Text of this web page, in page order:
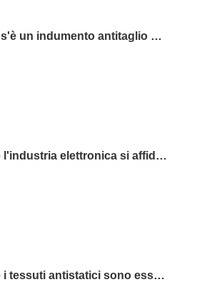
Che cos'è un indumento antitaglio di livello 5?
Perché l'industria elettronica si affida ai tessuti antistatici
Perché i tessuti antistatici sono essenziali nella produzione farmaceutica